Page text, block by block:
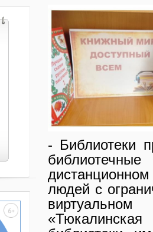
- Библиотеки
людей с